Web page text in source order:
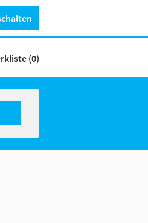
(0)